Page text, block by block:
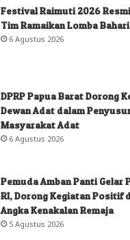
Festival Raimuti 2026 Resmi
Tim Ramaikan Lomba
6 Agustus 2026
DPRP Papua Barat Dorong
Dewan Adat dalam
Masyarakat Adat
6 Agustus 2026
Pemuda Amban Panti Gelar
RI, Dorong Kegiatan Positif
Angka Kenakalan Remaja
5 Agustus 2026